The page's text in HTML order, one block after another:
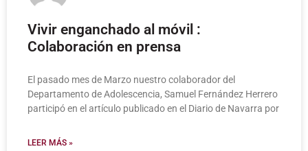
Vivir enganchado al móvil :
Colaboración en prensa
El pasado mes de Marzo nuestro colaborador del
Departamento de Adolescencia, Samuel Fernández Herrero
participó en el artículo publicado en el Diario de Navarra por
LEER MÁS »